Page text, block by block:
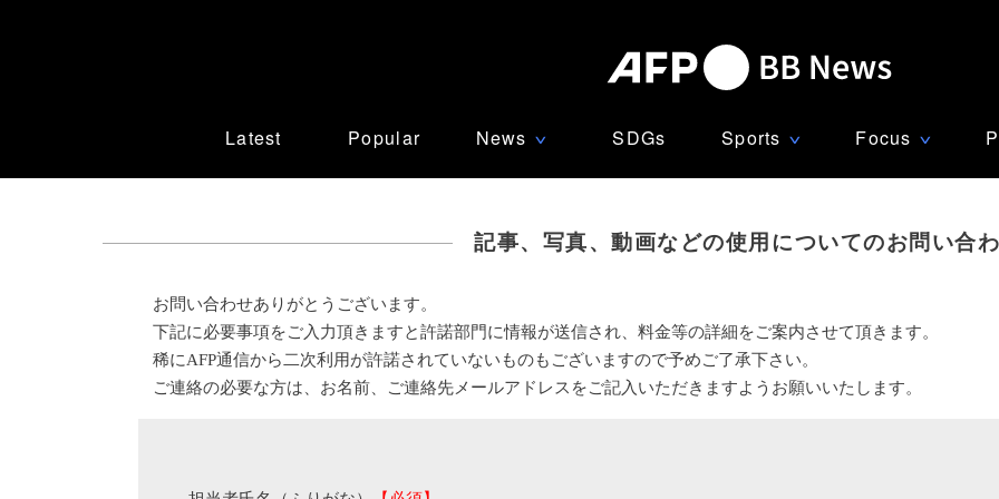
Latest Popular News ∨ SDGs Sports ∨ Focus ∨
記事、写真、動画などの使用についてのお問い合
お問い合わせありがとうございます。
下記に必要事項をご入力頂きますと許諾部門に情報が送信され、料金等の詳細をご案内させて頂きます。
稀にAFP通信から二次利用が許諾されていないものもございますので予めご了承下さい。
ご連絡の必要な方は、お名前、ご連絡先メールアドレスをご記入いただきますようお願いいたします。